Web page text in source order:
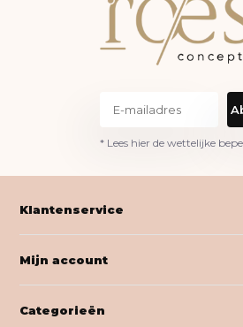
* Lees hier de wettelijke
Klantenservice
Mijn account
Categorieën